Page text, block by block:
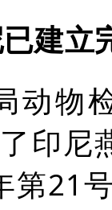
建立
动物
印尼
第21